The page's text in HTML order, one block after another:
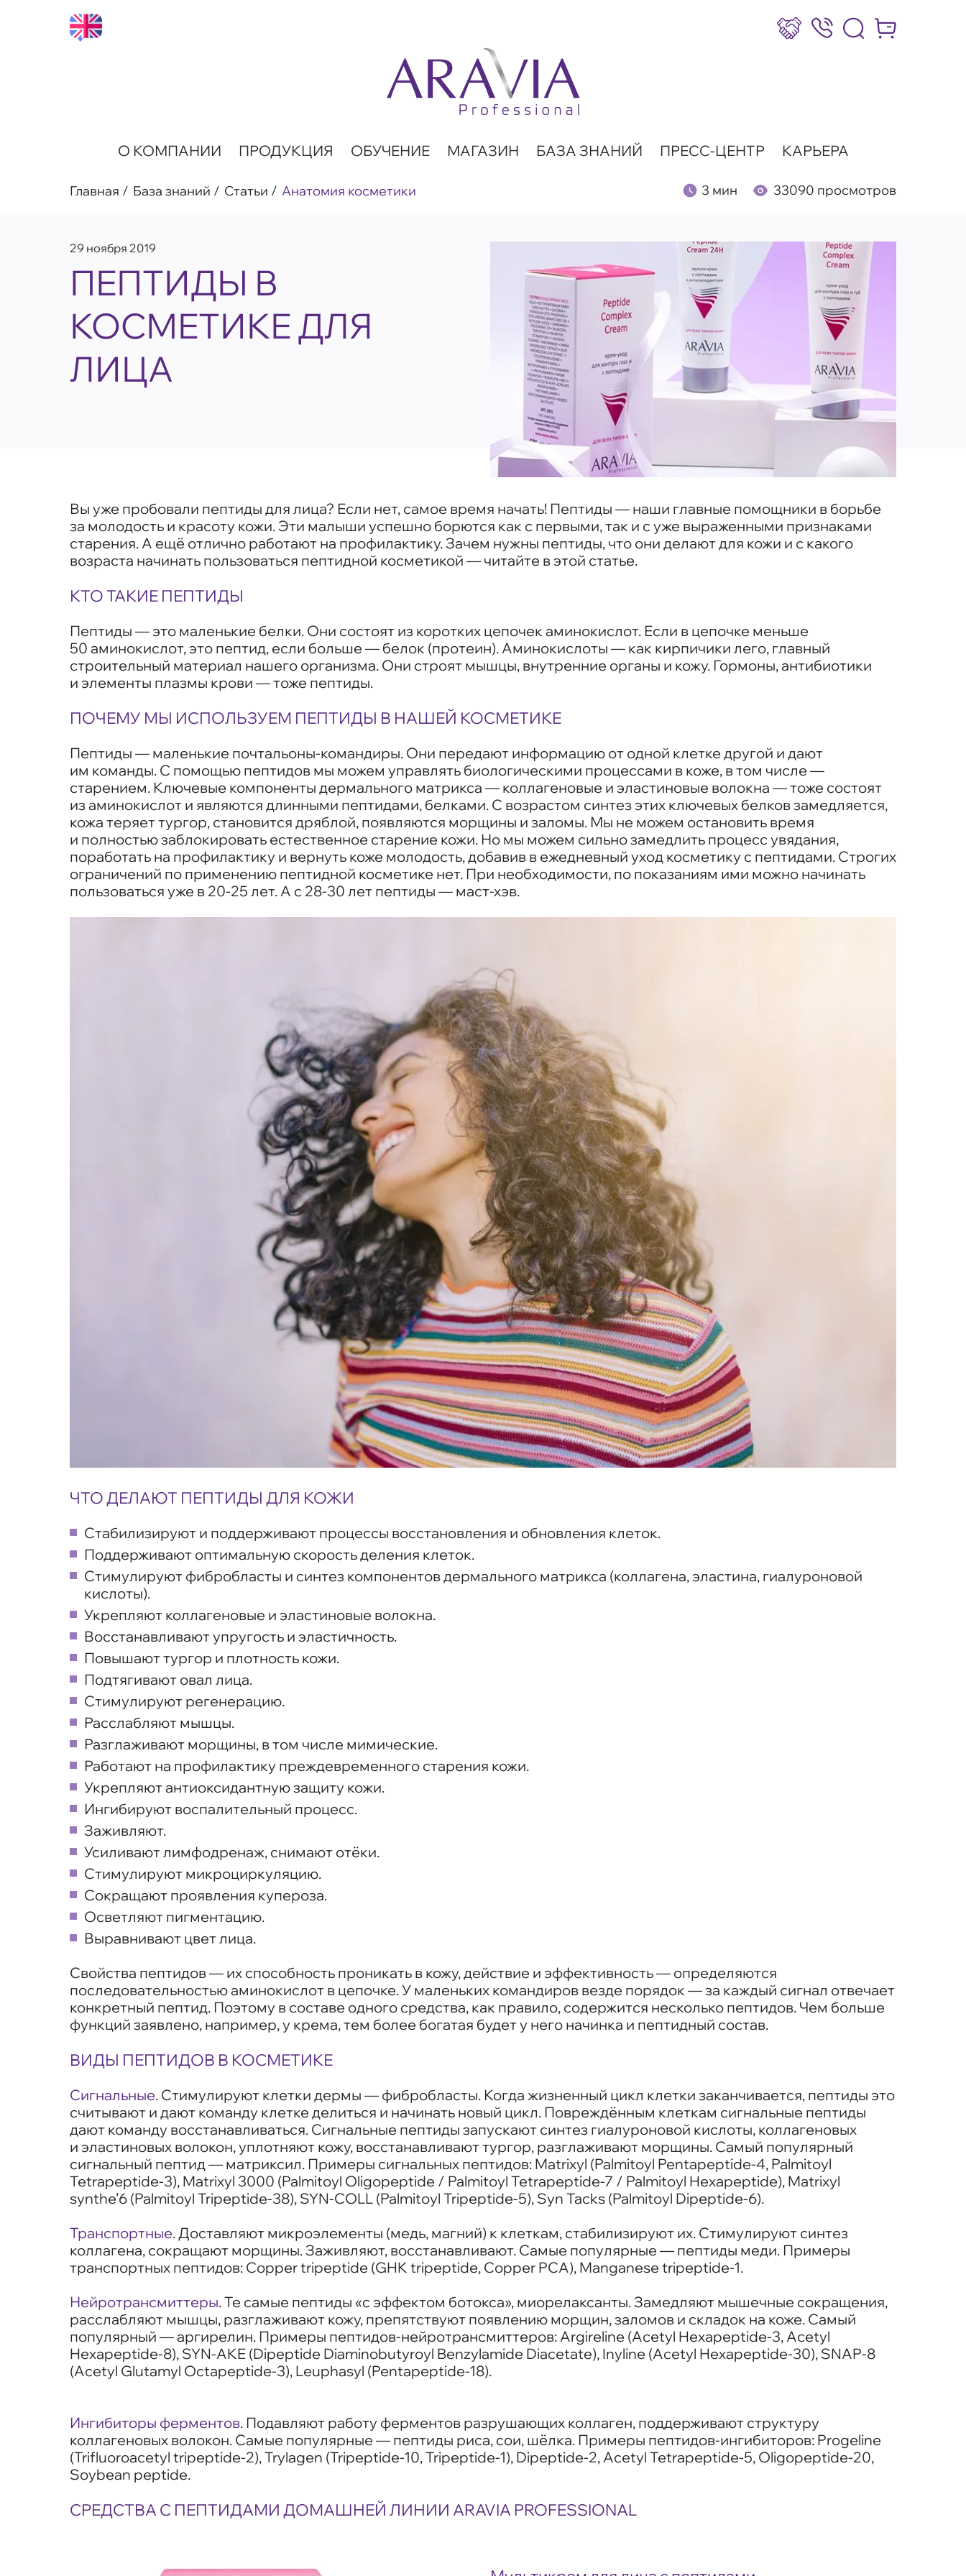
Сотрудничество
8 (800) 777-17-39
Интернет-
О КОМПАНИИ ПРОДУКЦИЯ ОБУЧЕНИЕ МАГАЗИН БАЗА ЗНАНИЙ ПРЕСС-ЦЕНТР КАРЬЕРА
Главная База знаний Статьи Анатомия косметики 3 мин 33090 просмотров
29 ноября 2019
ПЕПТИДЫ В
КОСМЕТИКЕ ДЛЯ
ЛИЦА
Вы уже пробовали пептиды для лица? Если нет, самое время начать! Пептиды — наши главные помощники в борьбе
за молодость и красоту кожи. Эти малыши успешно борются как с первыми, так и с уже выраженными признаками
старения. А ещё отлично работают на профилактику. Зачем нужны пептиды, что они делают для кожи и с какого
возраста начинать пользоваться пептидной косметикой — читайте в этой статье.
КТО ТАКИЕ ПЕПТИДЫ
Пептиды — это маленькие белки. Они состоят из коротких цепочек аминокислот. Если в цепочке меньше
50 аминокислот, это пептид, если больше — белок (протеин). Аминокислоты — как кирпичики лего, главный
строительный материал нашего организма. Они строят мышцы, внутренние органы и кожу. Гормоны, антибиотики
и элементы плазмы крови — тоже пептиды.
ПОЧЕМУ МЫ ИСПОЛЬЗУЕМ ПЕПТИДЫ В НАШЕЙ КОСМЕТИКЕ
Пептиды — маленькие почтальоны-командиры. Они передают информацию от одной клетке другой и дают
им команды. С помощью пептидов мы можем управлять биологическими процессами в коже, в том числе —
старением. Ключевые компоненты дермального матрикса — коллагеновые и эластиновые волокна — тоже состоят
из аминокислот и являются длинными пептидами, белками. С возрастом синтез этих ключевых белков замедляется,
кожа теряет тургор, становится дряблой, появляются морщины и заломы. Мы не можем остановить время
и полностью заблокировать естественное старение кожи. Но мы можем сильно замедлить процесс увядания,
поработать на профилактику и вернуть коже молодость, добавив в ежедневный уход косметику с пептидами. Строгих
ограничений по применению пептидной косметике нет. При необходимости, по показаниям ими можно начинать
пользоваться уже в 20-25 лет. А с 28-30 лет пептиды — маст-хэв.
ЧТО ДЕЛАЮТ ПЕПТИДЫ ДЛЯ КОЖИ
Стабилизируют и поддерживают процессы восстановления и обновления клеток.
Поддерживают оптимальную скорость деления клеток.
Стимулируют фибробласты и синтез компонентов дермального матрикса (коллагена, эластина, гиалуроновой
кислоты).
Укрепляют коллагеновые и эластиновые волокна.
Восстанавливают упругость и эластичность.
Повышают тургор и плотность кожи.
Подтягивают овал лица.
Стимулируют регенерацию.
Расслабляют мышцы.
Разглаживают морщины, в том числе мимические.
Работают на профилактику преждевременного старения кожи.
Укрепляют антиоксидантную защиту кожи.
Ингибируют воспалительный процесс.
Заживляют.
Усиливают лимфодренаж, снимают отёки.
Стимулируют микроциркуляцию.
Сокращают проявления купероза.
Осветляют пигментацию.
Выравнивают цвет лица.
Свойства пептидов — их способность проникать в кожу, действие и эффективность — определяются
последовательностью аминокислот в цепочке. У маленьких командиров везде порядок — за каждый сигнал отвечает
конкретный пептид. Поэтому в составе одного средства, как правило, содержится несколько пептидов. Чем больше
функций заявлено, например, у крема, тем более богатая будет у него начинка и пептидный состав.
ВИДЫ ПЕПТИДОВ В КОСМЕТИКЕ
Сигнальные. Стимулируют клетки дермы — фибробласты. Когда жизненный цикл клетки заканчивается, пептиды это
считывают и дают команду клетке делиться и начинать новый цикл. Повреждённым клеткам сигнальные пептиды
дают команду восстанавливаться. Сигнальные пептиды запускают синтез гиалуроновой кислоты, коллагеновых
и эластиновых волокон, уплотняют кожу, восстанавливают тургор, разглаживают морщины. Самый популярный
сигнальный пептид — матриксил. Примеры сигнальных пептидов: Matrixyl (Palmitoyl Pentapeptide-4, Palmitoyl
Tetrapeptide-3), Matrixyl 3000 (Palmitoyl Oligopeptide / Palmitoyl Tetrapeptide-7 / Palmitoyl Hexapeptide), Matrixyl
synthe’6 (Palmitoyl Tripeptide-38), SYN-COLL (Palmitoyl Tripeptide-5), Syn Tacks (Palmitoyl Dipeptide-6).
Транспортные. Доставляют микроэлементы (медь, магний) к клеткам, стабилизируют их. Стимулируют синтез
коллагена, сокращают морщины. Заживляют, восстанавливают. Самые популярные — пептиды меди. Примеры
транспортных пептидов: Copper tripeptide (GHK tripeptide, Copper PCA), Manganese tripeptide-1.
Нейротрансмиттеры. Те самые пептиды «с эффектом ботокса», миорелаксанты. Замедляют мышечные сокращения,
расслабляют мышцы, разглаживают кожу, препятствуют появлению морщин, заломов и складок на коже. Самый
популярный — аргирелин. Примеры пептидов-нейротрансмиттеров: Argireline (Acetyl Hexapeptide-3, Acetyl
Hexapeptide-8), SYN-AKE (Dipeptide Diaminobutyroyl Benzylamide Diacetate), Inyline (Acetyl Hexapeptide-30), SNAP-8
(Acetyl Glutamyl Octapeptide-3), Leuphasyl (Pentapeptide-18).
Ингибиторы ферментов. Подавляют работу ферментов разрушающих коллаген, поддерживают структуру
коллагеновых волокон. Самые популярные — пептиды риса, сои, шёлка. Примеры пептидов-ингибиторов: Progeline
(Trifluoroacetyl tripeptide-2), Trylagen (Tripeptide-10, Tripeptide-1), Dipeptide-2, Acetyl Tetrapeptide-5, Oligopeptide-20,
Soybean peptide.
СРЕДСТВА С ПЕПТИДАМИ ДОМАШНЕЙ ЛИНИИ ARAVIA PROFESSIONAL